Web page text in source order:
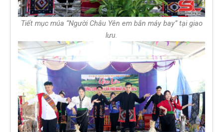
Tiết mục múa “Người Châu Yên em bắn máy bay” tại giao
lưu.